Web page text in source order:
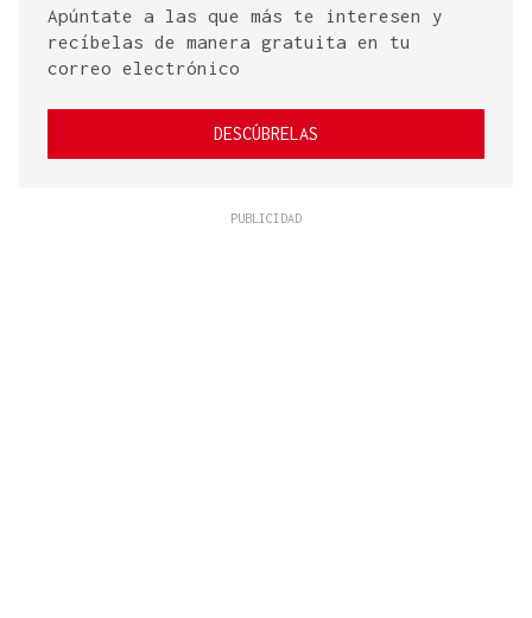
Apúntate a las que más te interesen y
recíbelas de manera gratuita en tu
correo electrónico
DESCÚBRELAS